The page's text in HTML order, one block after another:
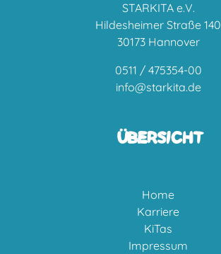
STARKITA e.V.
Hildesheimer Straße 140
30173 Hannover
0511 / 475354-00
info@starkita.de
ÜBERSICHT
Home
Karriere
KiTas
Impressum